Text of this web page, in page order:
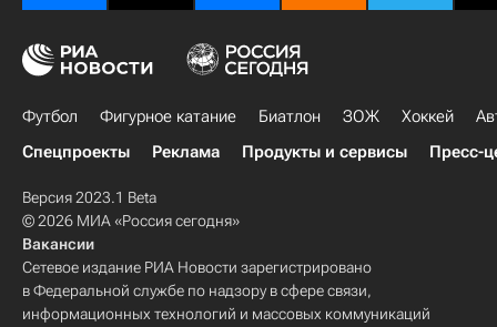
Футбол Фигурное катание Биатлон ЗОЖ Хоккей
Спецпроекты
Реклама Продукты и сервисы Пресс-
Версия 2023.1 Beta
© 2026 МИА «Россия сегодня»
Вакансии
Сетевое издание РИА Новости зарегистрировано
в Федеральной службе по надзору в сфере связи,
информационных технологий и массовых коммуникаций